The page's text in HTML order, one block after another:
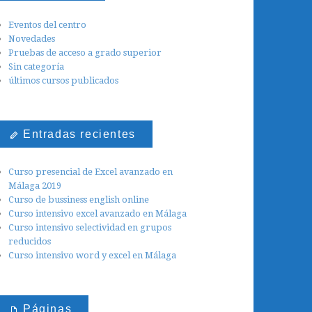
Eventos del centro
Novedades
Pruebas de acceso a grado superior
Sin categoría
últimos cursos publicados
Entradas recientes
Curso presencial de Excel avanzado en
Málaga 2019
Curso de bussiness english online
Curso intensivo excel avanzado en Málaga
Curso intensivo selectividad en grupos
reducidos
Curso intensivo word y excel en Málaga
Páginas